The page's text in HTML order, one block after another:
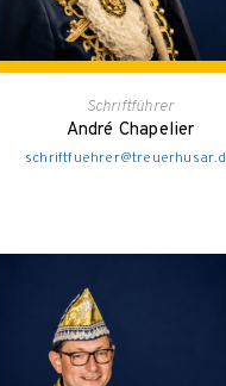
Schriftführer
André Chapelier